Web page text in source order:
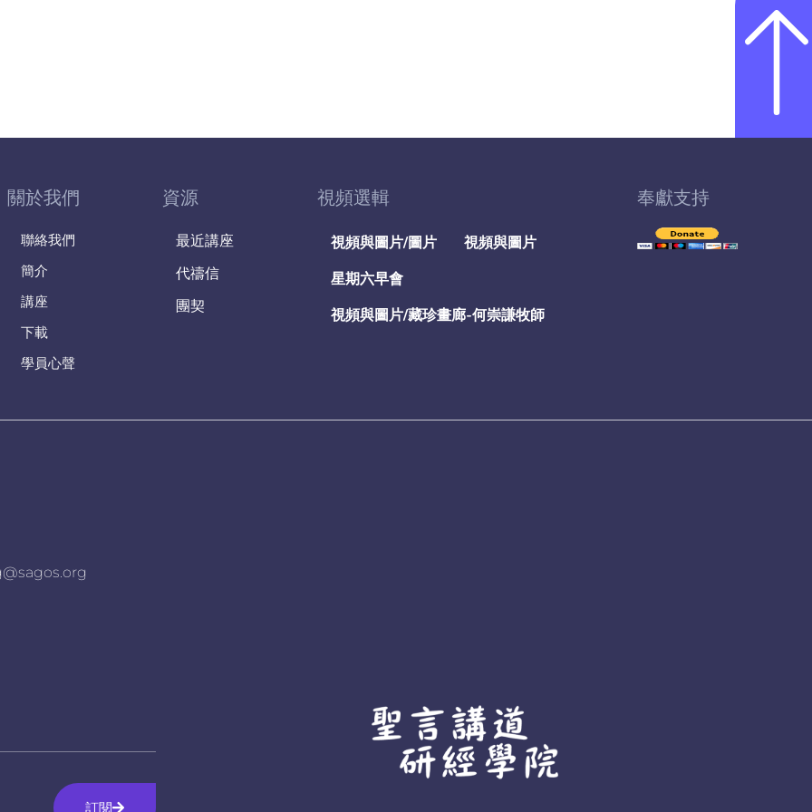
關於我們
聯絡我們
簡介
講座
下載
學員心聲
資源
最近講座
代禱信
團契
視頻選輯
視頻與圖片/圖片
視頻與圖片
星期六早會
視頻與圖片/藏珍畫廊-何崇謙牧師
奉獻支持
訂閱